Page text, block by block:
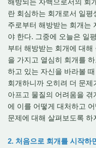
해방되는 자백으로서의 회
란 회심하는 회개로서 일
주로부터 해방받는 회개는
야 한다. 그중에 오늘은 일
부터 해방받는 회개에 대
을 가지고 열심히 회개를
하고 있는 자신을 바라볼
회개하니까 오히려 더 문
아프고 물질의 어려움을
에 이를 어떻게 대처하고
문제에 대해 살펴보도록 하
2. 처음으로 회개를 시작하